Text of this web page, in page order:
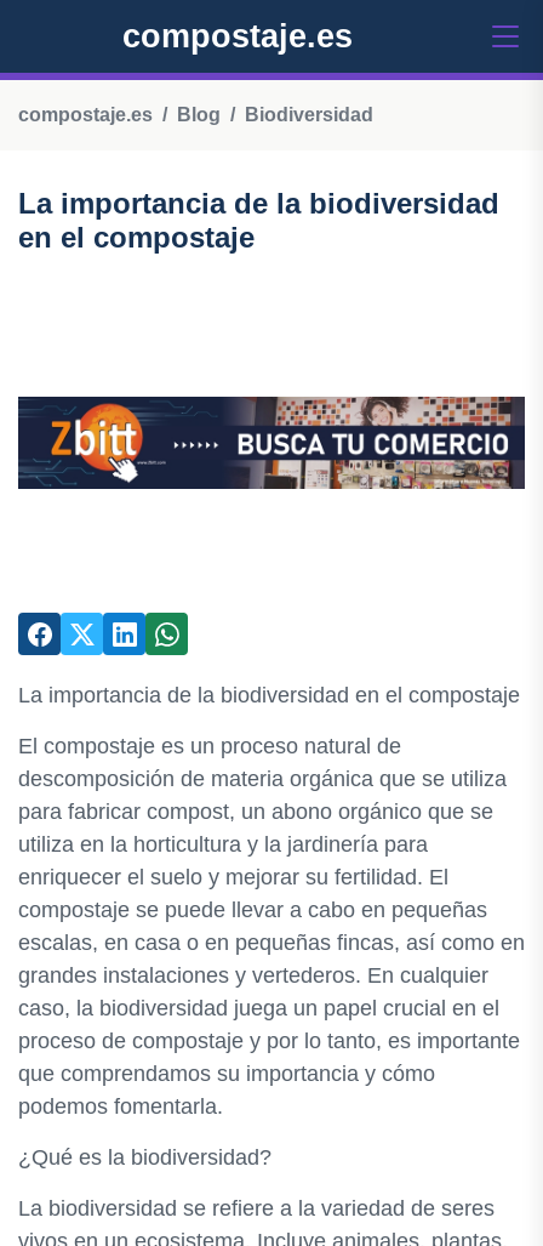
compostaje.es
compostaje.es Blog Biodiversidad
La importancia de la biodiversidad
en el compostaje
La importancia de la biodiversidad en el compostaje
El compostaje es un proceso natural de
descomposición de materia orgánica que se utiliza
para fabricar compost, un abono orgánico que se
utiliza en la horticultura y la jardinería para
enriquecer el suelo y mejorar su fertilidad. El
compostaje se puede llevar a cabo en pequeñas
escalas, en casa o en pequeñas fincas, así como en
grandes instalaciones y vertederos. En cualquier
caso, la biodiversidad juega un papel crucial en el
proceso de compostaje y por lo tanto, es importante
que comprendamos su importancia y cómo
podemos fomentarla.
¿Qué es la biodiversidad?
La biodiversidad se refiere a la variedad de seres
vivos en un ecosistema. Incluye animales, plantas,